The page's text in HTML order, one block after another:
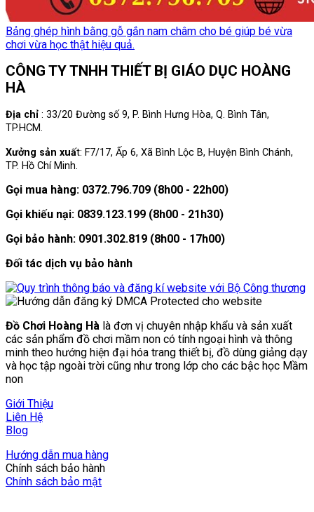
Bảng ghép hình bằng gỗ gắn nam châm cho bé giúp bé vừa
chơi vừa học thật hiệu quả.
CÔNG TY TNHH THIẾT BỊ GIÁO DỤC HOÀNG
HÀ
Địa chỉ : 33/20 Đường số 9, P. Bình Hưng Hòa, Q. Bình Tân,
TP.HCM.
Xưởng sản xuất: F7/17, Ấp 6, Xã Bình Lộc B, Huyện Bình Chánh,
TP. Hồ Chí Minh.
Gọi mua hàng: 0372.796.709 (8h00 - 22h00)
Gọi khiếu nại: 0839.123.199 (8h00 - 21h30)
Gọi bảo hành: 0901.302.819 (8h00 - 17h00)
Đối tác dịch vụ bảo hành
Đồ Chơi Hoàng Hà là đơn vị chuyên nhập khẩu và sản xuất
các sản phẩm đồ chơi mầm non có tính ngoại hình và thông
minh theo hướng hiện đại hóa trang thiết bị, đồ dùng giảng dạy
và học tập ngoài trời cũng như trong lớp cho các bậc học Mầm
non
Giới Thiệu
Liên Hệ
Blog
Hướng dẫn mua hàng
Chính sách bảo hành
Chính sách bảo mật